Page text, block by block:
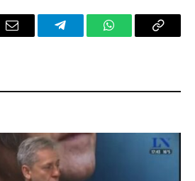
Email TelegramWhatsAppCopy